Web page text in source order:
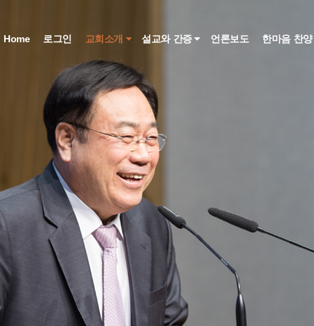
Home 로그인 교회소개 설교와 간증 언론보도 한마음 찬양